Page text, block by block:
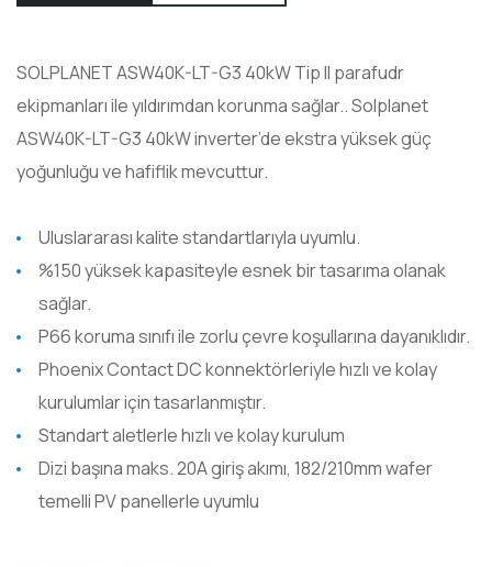
SOLPLANET ASW40K-LT-G3 40kW Tip II parafudr
ekipmanları ile yıldırımdan korunma sağlar.. Solplanet
ASW40K-LT-G3 40kW inverter’de ekstra yüksek güç
yoğunluğu ve hafiflik mevcuttur.
Uluslararası kalite standartlarıyla uyumlu.
%150 yüksek kapasiteyle esnek bir tasarıma olanak
sağlar.
P66 koruma sınıfı ile zorlu çevre koşullarına dayanıklıdır.
Phoenix Contact DC konnektörleriyle hızlı ve kolay
kurulumlar için tasarlanmıştır.
Standart aletlerle hızlı ve kolay kurulum
Dizi başına maks. 20A giriş akımı, 182/210mm wafer
temelli PV panellerle uyumlu